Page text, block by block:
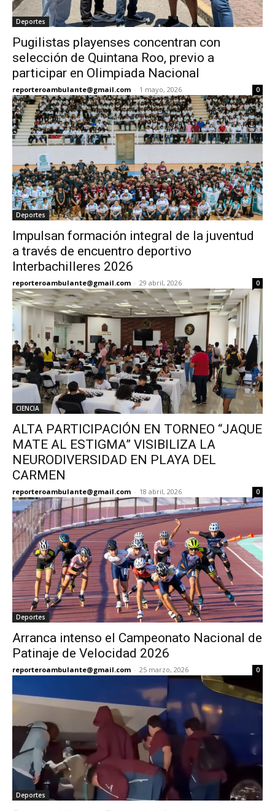
Deportes
Pugilistas playenses concentran con
selección de Quintana Roo, previo a
participar en Olimpiada Nacional
reporteroambulante@gmail.com - 1 mayo, 2026 0
Deportes
Impulsan formación integral de la juventud
a través de encuentro deportivo
Interbachilleres 2026
reporteroambulante@gmail.com - 29 abril, 2026 0
CIENCIA
ALTA PARTICIPACIÓN EN TORNEO “JAQUE
MATE AL ESTIGMA” VISIBILIZA LA
NEURODIVERSIDAD EN PLAYA DEL
CARMEN
reporteroambulante@gmail.com - 18 abril, 2026 0
Deportes
Arranca intenso el Campeonato Nacional de
Patinaje de Velocidad 2026
reporteroambulante@gmail.com - 25 marzo, 2026 0
Deportes